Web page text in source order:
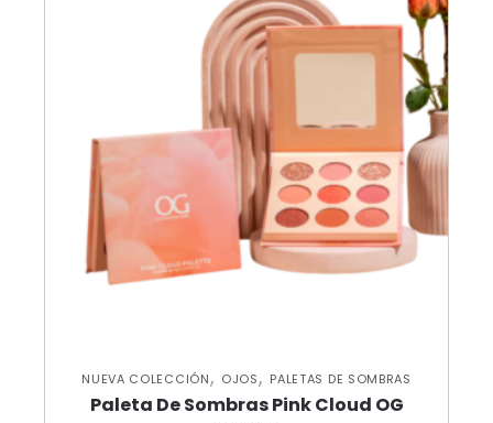
NUEVA COLECCIÓN, OJOS, PALETAS DE SOMBRAS
Paleta De Sombras Pink Cloud OG